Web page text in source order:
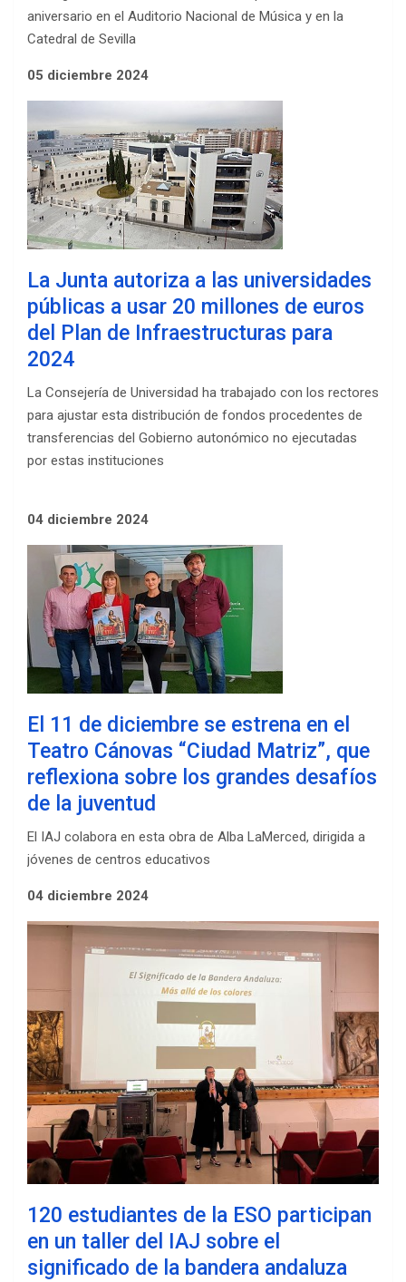
aniversario en el Auditorio Nacional de Música y en la
Catedral de Sevilla
05 diciembre 2024
La Junta autoriza a las universidades
públicas a usar 20 millones de euros
del Plan de Infraestructuras para
2024
La Consejería de Universidad ha trabajado con los rectores
para ajustar esta distribución de fondos procedentes de
transferencias del Gobierno autonómico no ejecutadas
por estas instituciones
04 diciembre 2024
El 11 de diciembre se estrena en el
Teatro Cánovas “Ciudad Matriz”, que
reflexiona sobre los grandes desafíos
de la juventud
El IAJ colabora en esta obra de Alba LaMerced, dirigida a
jóvenes de centros educativos
04 diciembre 2024
120 estudiantes de la ESO participan
en un taller del IAJ sobre el
significado de la bandera andaluza